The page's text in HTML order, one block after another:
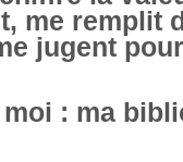
me remplit
jugent
: ma